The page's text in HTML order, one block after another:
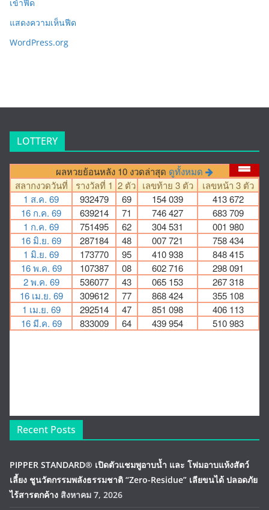
เข้าฟีด
แสดงความเห็นฟีด
WordPress.org
LOTTERY
Recent Posts
PIPPER STANDARD® เปิดตัวแชมพูอาบน้ำ และ โฟมอาบแห้งสัตว์
เลี้ยง ชูนวัตกรรมพลังธรรมชาติ “Zero-Residue” เลียขนได้ ปลอดภัย
ไร้สารตกค้าง สิงหาคม 7, 2026